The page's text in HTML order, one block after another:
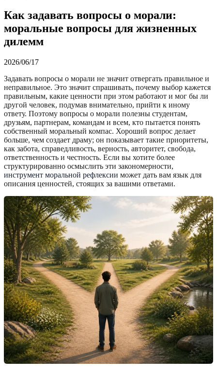
Как задавать вопросы о морали:
моральные вопросы для жизненных
дилемм
2026/06/17
Задавать вопросы о морали не значит отвергать правильное и
неправильное. Это значит спрашивать, почему выбор кажется
правильным, какие ценности при этом работают и мог бы ли
другой человек, подумав внимательно, прийти к иному
ответу. Поэтому вопросы о морали полезны студентам,
друзьям, партнерам, командам и всем, кто пытается понять
собственный моральный компас. Хороший вопрос делает
больше, чем создает драму; он показывает такие приоритеты,
как забота, справедливость, верность, авторитет, свобода,
ответственность и честность. Если вы хотите более
структурированно осмыслить эти закономерности,
инструмент моральной рефлексии может дать вам язык для
описания ценностей, стоящих за вашими ответами.